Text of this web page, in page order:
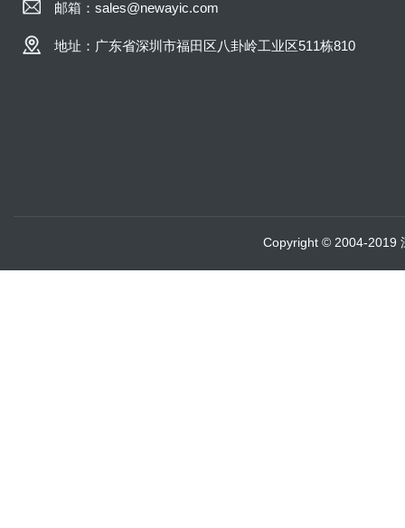
邮箱：sales@newayic.com
地址：广东省深圳市福田区八卦岭工业区511栋810
Copyright © 2004-2019